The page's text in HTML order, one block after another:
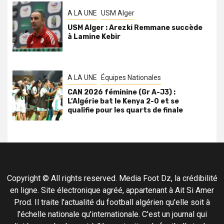
A LA UNE USM Alger
USM Alger : Arezki Remmane succède
à Lamine Kebir
A LA UNE Équipes Nationales
CAN 2026 féminine (Gr A-J3) :
L’Algérie bat le Kenya 2-0 et se
qualifie pour les quarts de finale
Copyright © All rights reserved. Media Foot Dz, la crédibilité
en ligne. Site électronique agréé, appartenant à Ait Si Amer
Prod. Il traite l'actualité du football algérien qu'elle soit à
l'échelle nationale qu'internationale. C'est un journal qui